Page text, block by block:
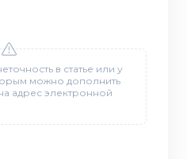
в статье или у
можно дополнить
адрес электронной